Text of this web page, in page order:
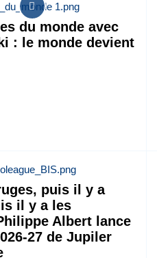
du monde avec
: le monde devient
puis il y a
il y a les
Albert lance
27 de Jupiler